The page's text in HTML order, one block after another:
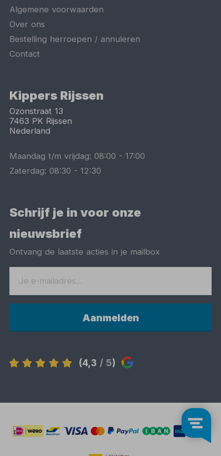
Algemene voorwaarden
Over ons
Bestelling herroepen / annuleren
Contact
Kippers Rijssen
Ozonstraat 13
7463 PK Rijssen
Nederland
Maandag t/m vrijdag:08:00 -17:00
Zaterdag:08:30 -12:30
Schrijf je in voor onze
nieuwsbrief
Ontvang de laatste acties in je mailbox
Aanmelden
(4,3 / 5)